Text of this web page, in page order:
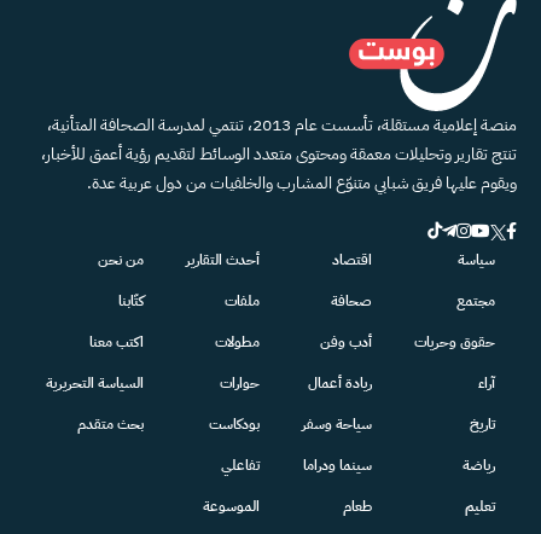
منصة إعلامية مستقلة، تأسست عام 2013، تنتمي لمدرسة الصحافة المتأنية،
تنتج تقارير وتحليلات معمقة ومحتوى متعدد الوسائط لتقديم رؤية أعمق للأخبار،
ويقوم عليها فريق شبابي متنوّع المشارب والخلفيات من دول عربية عدة.
سياسة
مجتمع
حقوق وحريات
آراء
تاريخ
رياضة
تعليم
اقتصاد
صحافة
أدب وفن
ريادة أعمال
سياحة وسفر
سينما ودراما
طعام
أحدث التقارير
ملفات
مطولات
حوارات
بودكاست
تفاعلي
الموسوعة
من نحن
كتّابنا
اكتب معنا
السياسة التحريرية
بحث متقدم